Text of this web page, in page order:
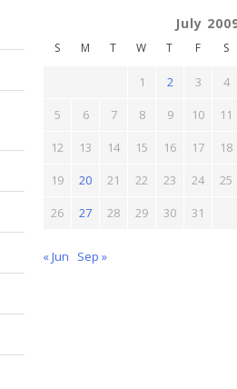
July
S M T W T F S
1 2 3
4
5
6 7 8 9 10
11
12
13 14 15 16 17
18
19
20 21 22 23 24
25
26
27 28 29 30 31
« Jun Sep »